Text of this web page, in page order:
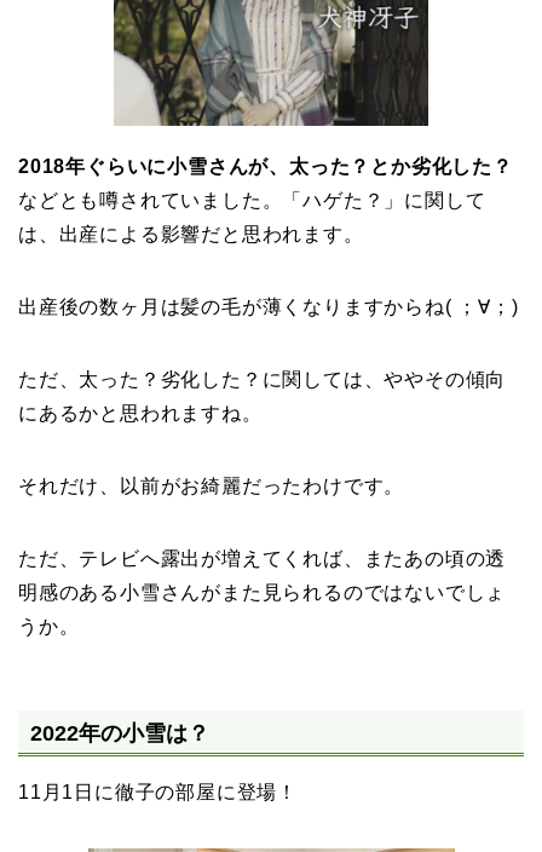
2018年ぐらいに小雪さんが、太った？とか劣化した？
などとも噂されていました。「ハゲた？」に関して
は、出産による影響だと思われます。
出産後の数ヶ月は髪の毛が薄くなりますからね( ；∀；)
ただ、太った？劣化した？に関しては、ややその傾向
にあるかと思われますね。
それだけ、以前がお綺麗だったわけです。
ただ、テレビへ露出が増えてくれば、またあの頃の透
明感のある小雪さんがまた見られるのではないでしょ
うか。
2022年の小雪は？
11月1日に徹子の部屋に登場！